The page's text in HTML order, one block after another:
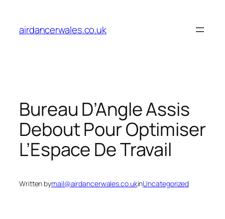
content
airdancerwales.co.uk
Bureau D’Angle Assis
Debout Pour Optimiser
L’Espace De Travail
Written bymail@airdancerwales.co.ukinUncategorized